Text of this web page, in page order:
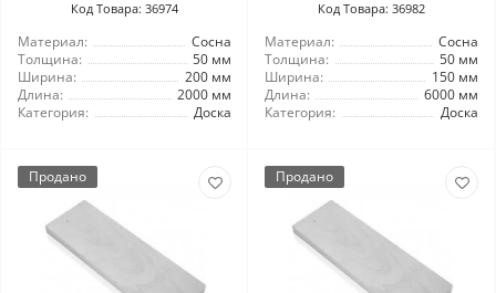
Код Товара: 36974
Материал:
Сосна
Толщина:
50 мм
Ширина:
200 мм
Длина:
2000 мм
Категория:
Доска
Код Товара: 36982
Материал:
Сосна
Толщина:
50 мм
Ширина:
150 мм
Длина:
6000 мм
Категория:
Доска
Продано Продано